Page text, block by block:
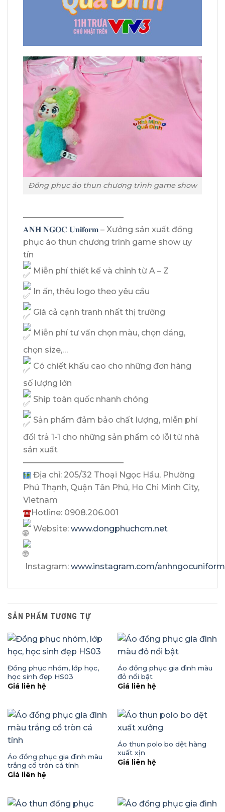
Đồng phục áo thun chương trình game show
————————————–
𝐀𝐍𝐇 𝐍𝐆𝐎𝐂 𝐔𝐧𝐢𝐟𝐨𝐫𝐦 – Xưởng sản xuất đồng
phục áo thun chương trình game show uy
tín
Miễn phí thiết kế và chỉnh từ A – Z
In ấn, thêu logo theo yêu cầu
Giá cả cạnh tranh nhất thị trường
Miễn phí tư vấn chọn màu, chọn dáng,
chọn size,…
Có chiết khấu cao cho những đơn hàng
số lượng lớn
Ship toàn quốc nhanh chóng
Sản phẩm đảm bảo chất lượng, miễn phí
đổi trả 1-1 cho những sản phẩm có lỗi từ nhà
sản xuất
————————————–
Địa chỉ: 205/32 Thoại Ngọc Hầu, Phường
Phú Thạnh, Quận Tân Phú, Ho Chi Minh City,
Vietnam
Hotline: 0908.206.001
Website: www.dongphuchcm.net
Instagram: www.instagram.com/anhngocuniform
SẢN PHẨM TƯƠNG TỰ
Đồng phục nhóm, lớp học,
học sinh đẹp HS03
Giá liên hệ
Áo đồng phục gia đình màu
đỏ nổi bật
Giá liên hệ
Áo đồng phục gia đình màu
trắng cổ tròn cá tính
Giá liên hệ
Áo thun polo bo dệt hàng
xuất xịn
Giá liên hệ